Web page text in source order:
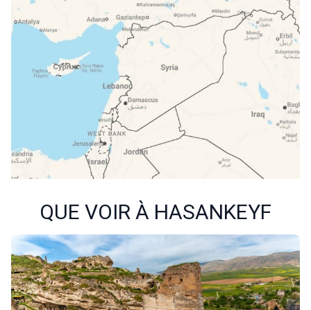
QUE VOIR À HASANKEYF